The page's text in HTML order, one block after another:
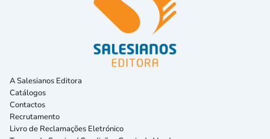
A Salesianos Editora
Catálogos
Contactos
Recrutamento
Livro de Reclamações Eletrónico